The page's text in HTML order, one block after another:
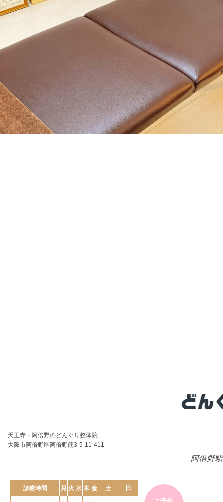
天王寺・阿倍野のどんぐり整体院
大阪市阿倍野区阿倍野筋3-5-11-411
阿倍野
診療時間 月 火 水 木 金 土 日